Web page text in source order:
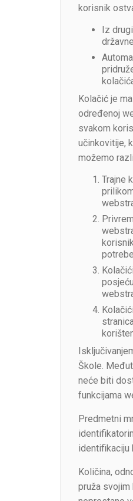
korisnik
Iz
Kolačić je
određenoj
svakom
učinkovitije,
možemo
Trajne
Škole.
neće biti
funkcijama
Predmetni
identifikaciju
Količina,
pruža svojim